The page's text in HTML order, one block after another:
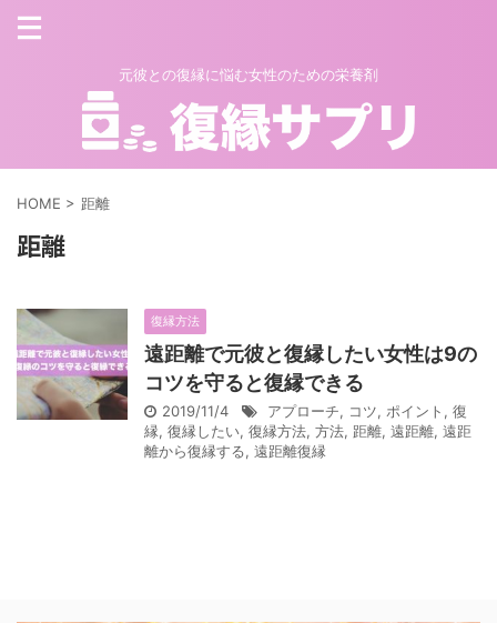
元彼との復縁に悩む女性のための栄養剤
HOME > 距離
距離
復縁方法
遠距離で元彼と復縁したい女性は9の
コツを守ると復縁できる
2019/11/4 アプローチ, コツ, ポイント , 復
縁, 復縁したい, 復縁方法, 方法, 距離, 遠距離, 遠距
離から復縁する, 遠距離復縁